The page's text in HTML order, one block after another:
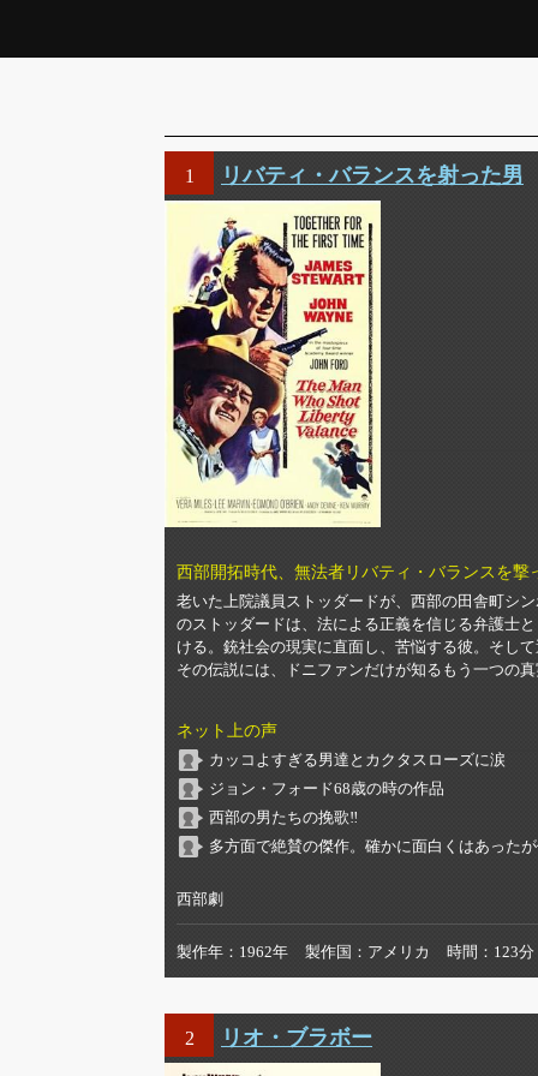
1 リバティ・バランスを射った男
西部開拓時代、無法者リバティ・バランスを
老いた上院議員ストッダードが、西部の田舎町シ
のストッダードは、法による正義を信じる弁護士
ける。銃社会の現実に直面し、苦悩する彼。そし
その伝説には、ドニファンだけが知るもう一つの
ネット上の声
カッコよすぎる男達とカクタスローズに涙
ジョン・フォード68歳の時の作品
西部の男たちの挽歌‼️
多方面で絶賛の傑作。確かに面白くはあった
西部劇
製作年 1962年 製作国 アメリカ 時間 123分
2 リオ・ブラボー